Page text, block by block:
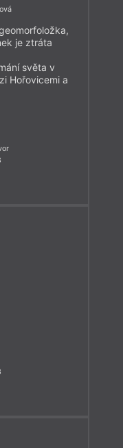
je ztráta
světa v
Hořovicemi a